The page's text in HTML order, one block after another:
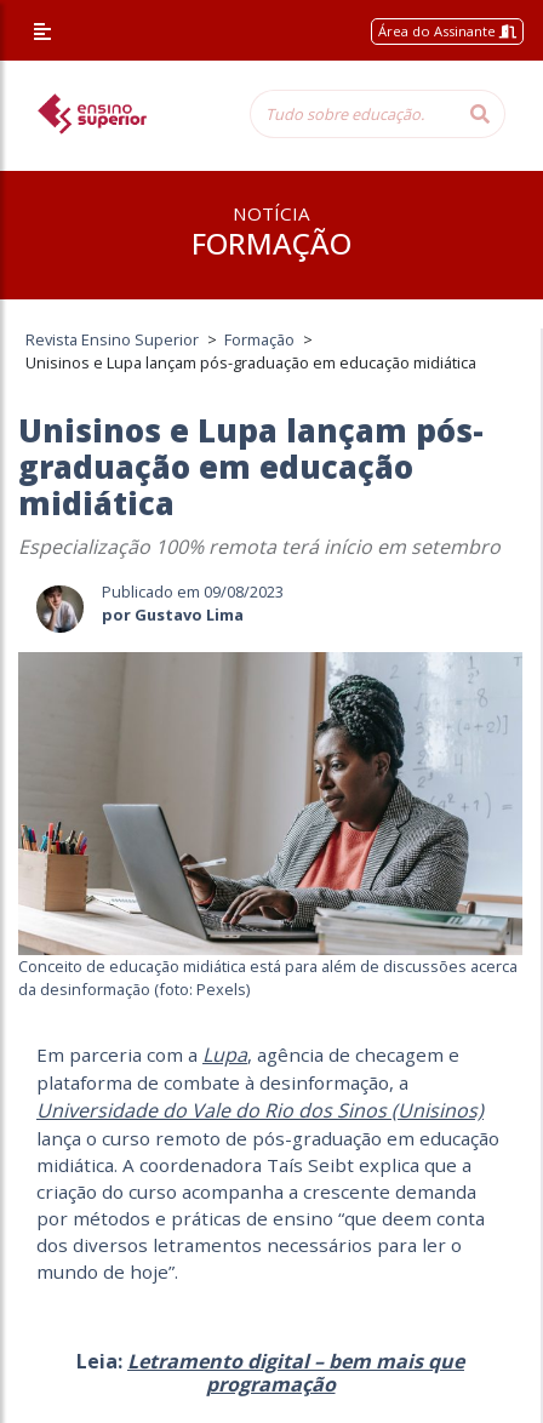
Área do Assinante
NOTÍCIA
FORMAÇÃO
Revista Ensino Superior > Formação >
Unisinos e Lupa lançam pós-graduação em educação midiática
Unisinos e Lupa lançam pós-
graduação em educação
midiática
Especialização 100% remota terá início em setembro
Publicado em 09/08/2023
por Gustavo Lima
Conceito de educação midiática está para além de discussões acerca
da desinformação (foto: Pexels)
Em parceria com a Lupa, agência de checagem e
plataforma de combate à desinformação, a
Universidade do Vale do Rio dos Sinos (Unisinos)
lança o curso remoto de pós-graduação em educação
midiática. A coordenadora Taís Seibt explica que a
criação do curso acompanha a crescente demanda
por métodos e práticas de ensino “que deem conta
dos diversos letramentos necessários para ler o
mundo de hoje”.
Leia: Letramento digital – bem mais que
programação